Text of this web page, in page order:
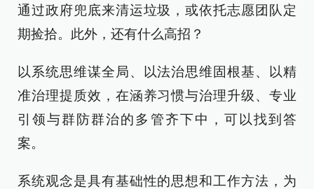
通过政府兜底来清运垃圾，或依托志愿团队定
期捡拾。此外，还有什么高招？
以系统思维谋全局、以法治思维固根基、以精
准治理提质效，在涵养习惯与治理升级、专业
引领与群防群治的多管齐下中，可以找到答
案。
系统观念是具有基础性的思想和工作方法，为